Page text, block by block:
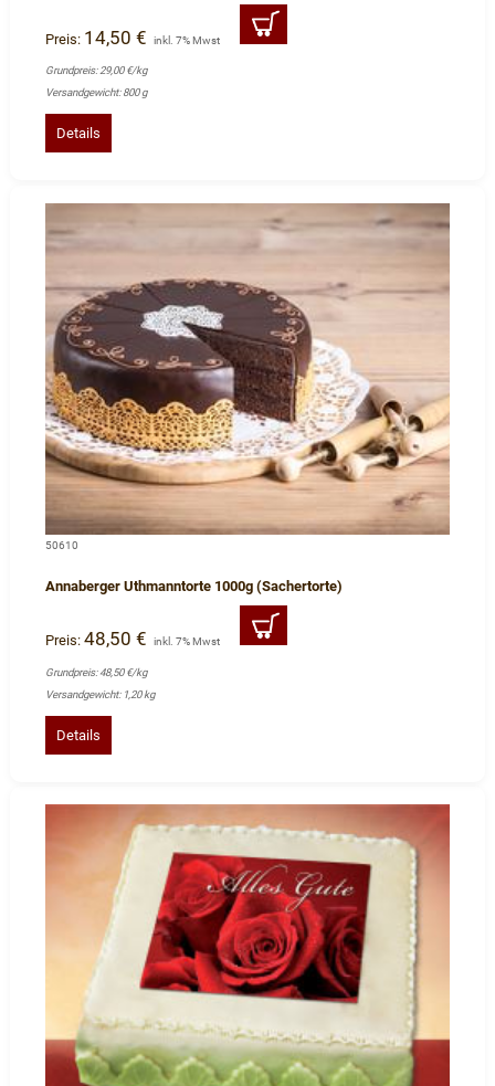
Preis: 14,50 € inkl. 7% Mwst
Grundpreis: 29,00 €/kg
Versandgewicht: 800 g
Details
50610
Annaberger Uthmanntorte 1000g (Sachertorte)
Preis: 48,50 € inkl. 7% Mwst
Grundpreis: 48,50 €/kg
Versandgewicht: 1,20 kg
Details